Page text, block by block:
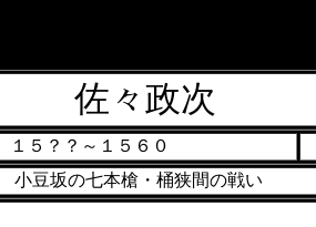
佐々政次
１５？？～１５６０
小豆坂の七本槍・桶狭間の戦い